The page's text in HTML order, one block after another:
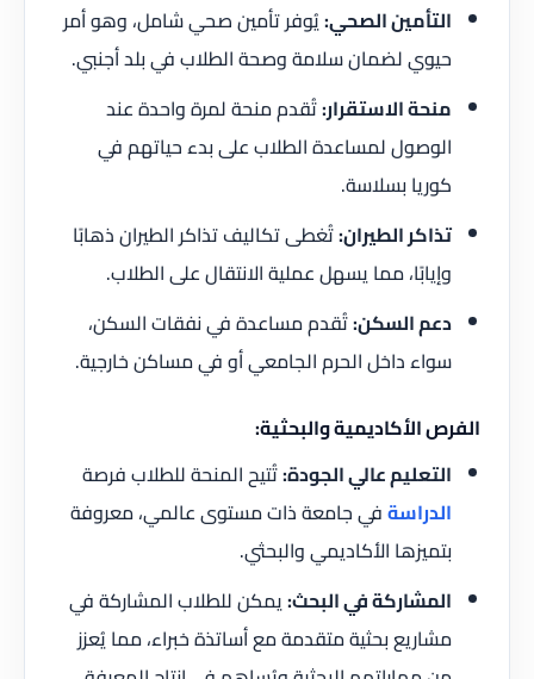
التأمين الصحي:يُوفر تأمين صحي شامل، وهو أمر
حيوي لضمان سلامة وصحة الطلاب في بلد أجنبي.
منحة الاستقرار:تُقدم منحة لمرة واحدة عند
الوصول لمساعدة الطلاب على بدء حياتهم في
كوريا بسلاسة.
تذاكر الطيران:تُغطى تكاليف تذاكر الطيران ذهابًا
وإيابًا، مما يسهل عملية الانتقال على الطلاب.
دعم السكن:تُقدم مساعدة في نفقات السكن،
سواء داخل الحرم الجامعي أو في مساكن خارجية.
الفرص الأكاديمية والبحثية:
التعليم عالي الجودة:تُتيح المنحة للطلاب فرصة
الدراسةفي جامعة ذات مستوى عالمي، معروفة
بتميزها الأكاديمي والبحثي.
المشاركة في البحث:يمكن للطلاب المشاركة في
مشاريع بحثية متقدمة مع أساتذة خبراء، مما يُعزز